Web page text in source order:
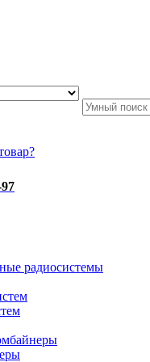
радиосистемы